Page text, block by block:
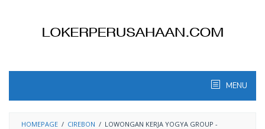
MENU
HOMEPAGE / CIREBON / LOWONGAN KERJA YOGYA GROUP -